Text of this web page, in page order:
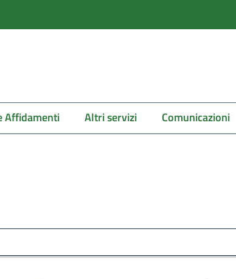
Affidamenti Altri servizi Comunicazioni